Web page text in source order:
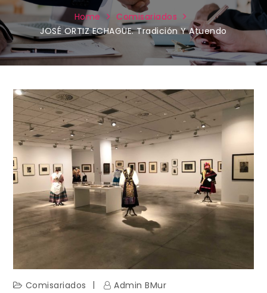
Home
Comisariados
JOSÉ ORTIZ ECHAGÜE. Tradición Y Atuendo
Comisariados
Admin BMur